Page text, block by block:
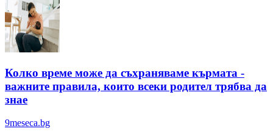
Колко време може да съхраняваме кърмата -
важните правила, които всеки родител трябва да
знае
9meseca.bg